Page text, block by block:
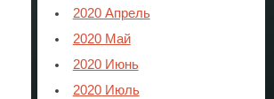
2020 Апрель
2020 Май
2020 Июнь
2020 Июль